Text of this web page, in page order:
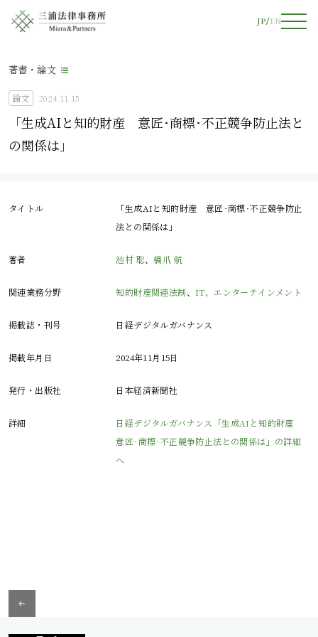
JP EN
著書・論文
論文 2024.11.15
「生成AIと知的財産 意匠･商標･不正競争防止法と
の関係は」
タイトル
「生成AIと知的財産 意匠･商標･不正競争防止
法との関係は」
著者 池村 聡、橋爪 航
関連業務分野 知的財産関連法制、 IT、エンターテインメント
掲載誌・刊号 日経デジタルガバナンス
掲載年月日 2024年11月15日
発行・出版社 日本経済新聞社
詳細
日経デジタルガバナンス「生成AIと知的財産
意匠･商標･不正競争防止法との関係は」の詳細
へ